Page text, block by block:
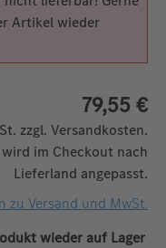
Artikel wieder
79,55 €
zzgl. Versandkosten.
im Checkout nach
Lieferland angepasst.
zu Versand und MwSt.
wieder auf Lager